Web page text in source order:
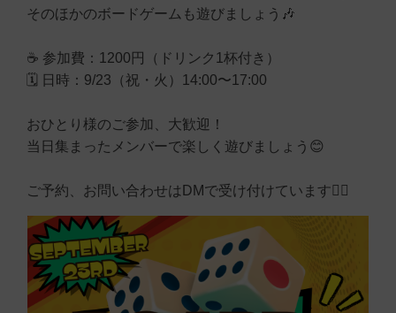
そのほかのボードゲームも遊びましょう🎶
☕ 参加費：1200円（ドリンク1杯付き）
🗓 日時：9/23（祝・火）14:00〜17:00
おひとり様のご参加、大歓迎！
当日集まったメンバーで楽しく遊びましょう😊
ご予約、お問い合わせはDMで受け付けています🙇‍♂️